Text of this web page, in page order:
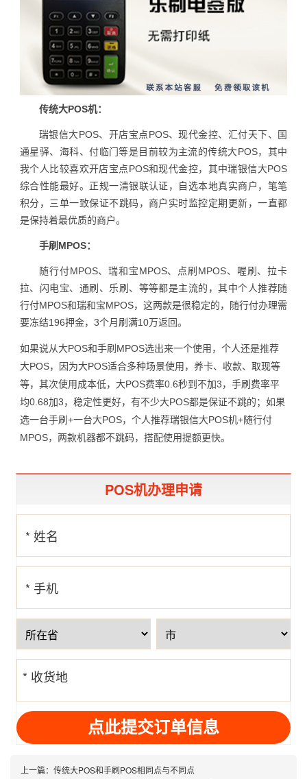
传统大POS机：
瑞银信大POS、开店宝点POS、现代金控、汇付天下、国
通星驿、海科、付临门等是目前较为主流的传统大POS，其中
我个人比较喜欢开店宝点POS和现代金控，其中瑞银信大POS
综合性能最好。正规一清银联认证，自选本地真实商户，笔笔
积分，三单一致保证不跳码，商户实时监控定期更新，一直都
是保持着最优质的商户。
手刷MPOS：
随行付MPOS、瑞和宝MPOS、点刷MPOS、喔刷、拉卡
拉、闪电宝、通刷、乐刷、等等都是主流的，其中个人推荐随
行付MPOS和瑞和宝MPOS，这两款是很稳定的，随行付办理需
要冻结196押金，3个月刷满10万返回。
如果说从大POS和手刷MPOS选出来一个使用，个人还是推荐
大POS，因为大POS适合多种场景使用，养卡、收款、取现等
等，其次使用成本低，大POS费率0.6秒到不加3，手刷费率平
均0.68加3，稳定性更好，有不少大POS都是保证不跳的；如果
选一台手刷+一台大POS，个人推荐瑞银信大POS机+随行付
MPOS，两款机器都不跳码，搭配使用提额更快。
POS机办理申请
* 姓名
* 手机
号
* 收货地
址
上一篇： 传统大POS和手刷POS相同点与不同点